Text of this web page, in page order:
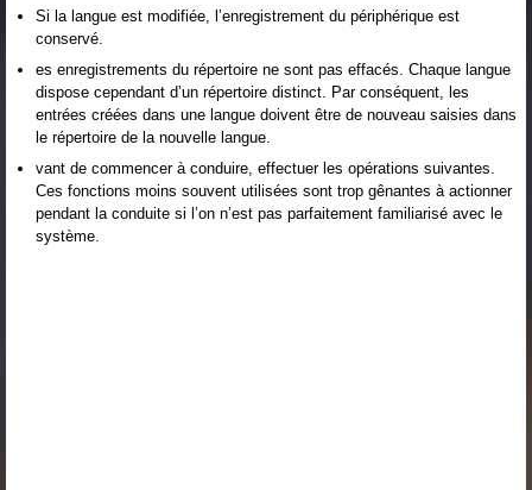
Si la langue est modifiée, l’enregistrement du périphérique est
conservé.
es enregistrements du répertoire ne sont pas effacés. Chaque langue
dispose cependant d’un répertoire distinct. Par conséquent, les
entrées créées dans une langue doivent être de nouveau saisies dans
le répertoire de la nouvelle langue.
vant de commencer à conduire, effectuer les opérations suivantes.
Ces fonctions moins souvent utilisées sont trop gênantes à actionner
pendant la conduite si l’on n’est pas parfaitement familiarisé avec le
système.